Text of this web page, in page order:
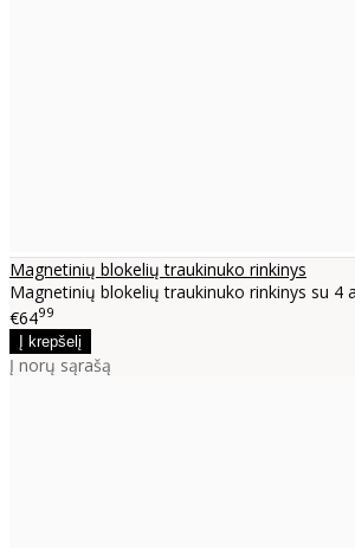
Magnetinių blokelių traukinuko rinkinys
Magnetinių blokelių traukinuko rinkinys su 4
€6499
Į norų sąrašą